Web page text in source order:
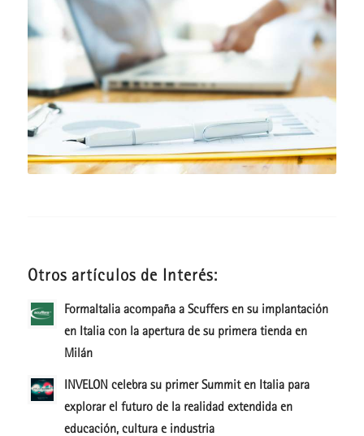
Otros artículos de Interés:
FormaItalia acompaña a Scuffers en su implantación
en Italia con la apertura de su primera tienda en
Milán
INVELON celebra su primer Summit en Italia para
explorar el futuro de la realidad extendida en
educación, cultura e industria